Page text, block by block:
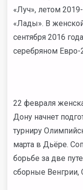
«Луч», летом
«Лады». В
сентября 2016
серебряном
22 февраля
Дону начнет
турниру
марта в Дьёре.
борьбе за две
сборные Венгрии,